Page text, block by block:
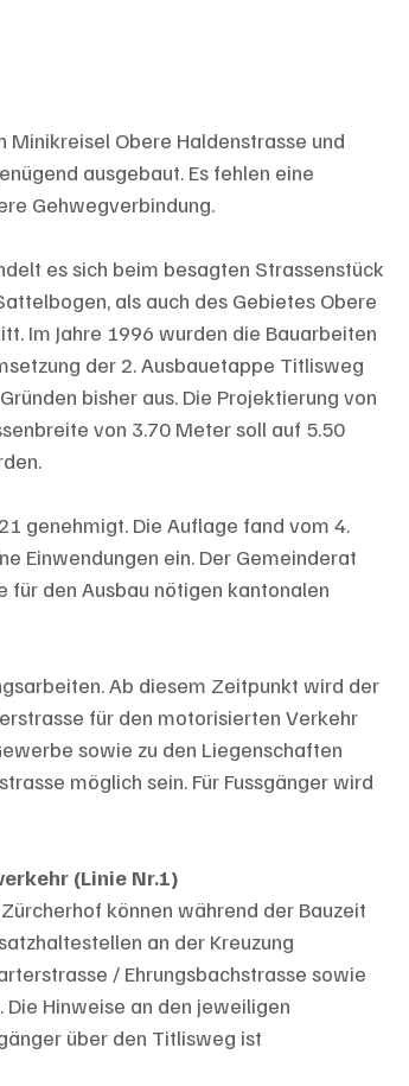
Obere Haldenstrasse und
ausgebaut. Es fehlen eine
Gehwegverbindung.
es sich beim besagten Strassenstück
als auch des Gebietes Obere
Im Jahre 1996 wurden die Bauarbeiten
der 2. Ausbauetappe Titlisweg
bisher aus. Die Projektierung von
von 3.70 Meter soll auf 5.50
genehmigt. Die Auflage fand vom 4.
Einwendungen ein. Der Gemeinderat
für den Ausbau nötigen kantonalen
Ab diesem Zeitpunkt wird der
für den motorisierten Verkehr
sowie zu den Liegenschaften
möglich sein. Für Fussgänger wird
(Linie Nr.1)
können während der Bauzeit
an der Kreuzung
/ Ehrungsbachstrasse sowie
Hinweise an den jeweiligen
über den Titlisweg ist